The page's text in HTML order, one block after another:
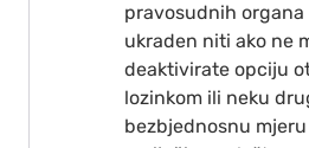
pravosudnih organa
ukraden niti ako ne
deaktivirate opciju
lozinkom ili neku
bezbjednosnu